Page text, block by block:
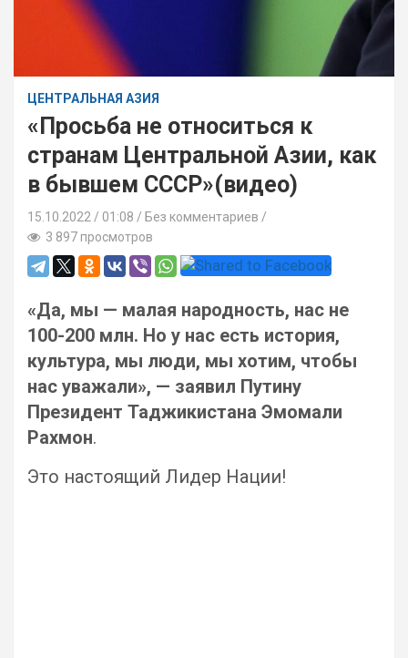
ЦЕНТРАЛЬНАЯ АЗИЯ
«Просьба не относиться к
странам Центральной Азии, как
в бывшем СССР»(видео)
15.10.2022 01:08 / Без комментариев
3 897 просмотров
«Да, мы — малая народность, нас не
100-200 млн. Но у нас есть история,
культура, мы люди, мы хотим, чтобы
нас уважали», — заявил Путину
Президент Таджикистана Эмомали
Рахмон.
Это настоящий Лидер Нации!